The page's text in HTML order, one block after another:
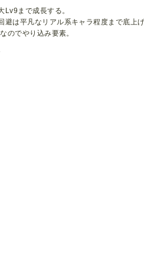
Lv9まで成長する。
は平凡なリアル系キャラ程度まで底上げ
のでやり込み要素。